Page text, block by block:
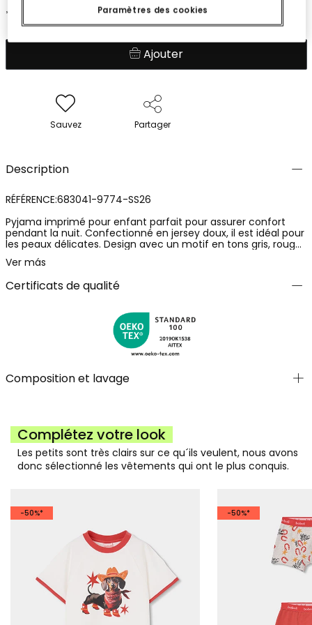
*Discount applied to season price
Ajouter
Sauvez Partager
Description
RÉFÉRENCE:683041-9774-SS26
Pyjama imprimé pour enfant parfait pour assurer confort
pendant la nuit. Confectionné en jersey doux, il est idéal pour
les peaux délicates. Design avec un motif en tons gris, rouge
et noir avec des motifs de fers à cheval, étoiles et lettres,
ajoutant une touche amusante. Les manches longues sont
adaptées pour maintenir la chaleur. Disponible en tailles de 2
à 14 ans, couvrant plusieurs étapes de croissance. Une option
Ver más
Certificats de qualité
Composition et lavage
Complétez votre look
Les petits sont très clairs sur ce qu´ils veulent, nous avons
donc sélectionné les vêtements qui ont le plus conquis.
-50%* -50%*
Paramètres des cookies